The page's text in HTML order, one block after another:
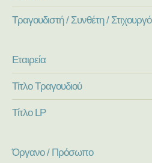
Τραγουδιστή / Συνθέτη / Στιχουργό
Εταιρεία
Τίτλο Τραγουδιού
Τίτλο LP
Όργανο / Πρόσωπο